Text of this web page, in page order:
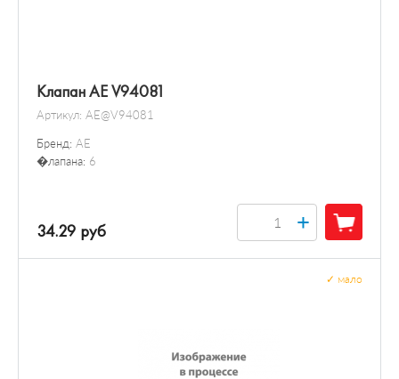
Клапан AE V94081
Артикул: AE@V94081
Бренд: AE
�лапана: 6
34.29 руб +
мало